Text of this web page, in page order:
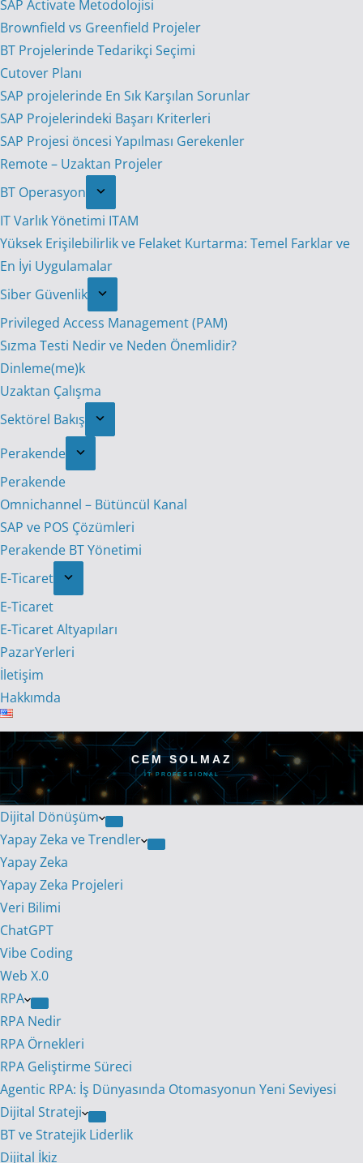
SAP Activate Metodolojisi
Brownfield vs Greenfield Projeler
BT Projelerinde Tedarikçi Seçimi
Cutover Planı
SAP projelerinde En Sık Karşılan Sorunlar
SAP Projelerindeki Başarı Kriterleri
SAP Projesi öncesi Yapılması Gerekenler
Remote – Uzaktan Projeler
BT Operasyon
IT Varlık Yönetimi ITAM
Yüksek Erişilebilirlik ve Felaket Kurtarma: Temel Farklar ve
En İyi Uygulamalar
Siber Güvenlik
Privileged Access Management (PAM)
Sızma Testi Nedir ve Neden Önemlidir?
Dinleme(me)k
Uzaktan Çalışma
Sektörel Bakış
Perakende
Perakende
Omnichannel – Bütüncül Kanal
SAP ve POS Çözümleri
Perakende BT Yönetimi
E-Ticaret
E-Ticaret
E-Ticaret Altyapıları
PazarYerleri
İletişim
Hakkımda
CEM SOLMAZ
IT PROFESSIONAL
Dijital Dönüşüm
Yapay Zeka ve Trendler
Yapay Zeka
Yapay Zeka Projeleri
Veri Bilimi
ChatGPT
Vibe Coding
Web X.0
RPA
RPA Nedir
RPA Örnekleri
RPA Geliştirme Süreci
Agentic RPA: İş Dünyasında Otomasyonun Yeni Seviyesi
Dijital Strateji
BT ve Stratejik Liderlik
Dijital İkiz